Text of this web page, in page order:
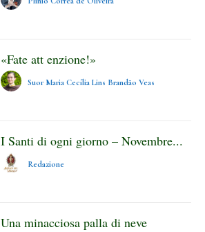
«Fate att enzione!»
Suor Maria Cecília Lins Brandão Veas
I Santi di ogni giorno – Novembre...
Redazione
Una minacciosa palla di neve